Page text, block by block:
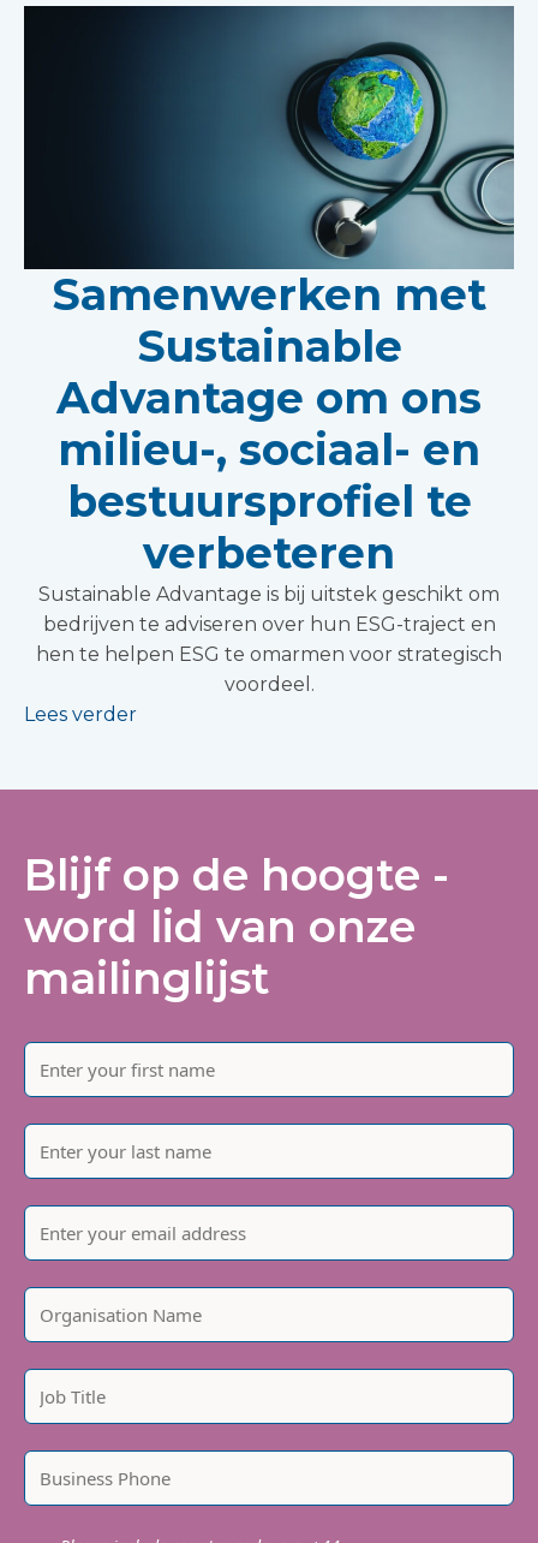
Samenwerken met
Sustainable
Advantage om ons
milieu-, sociaal- en
bestuursprofiel te
verbeteren
Sustainable Advantage is bij uitstek geschikt om
bedrijven te adviseren over hun ESG-traject en
hen te helpen ESG te omarmen voor strategisch
voordeel.
Lees verder
Blijf op de hoogte -
word lid van onze
mailinglijst